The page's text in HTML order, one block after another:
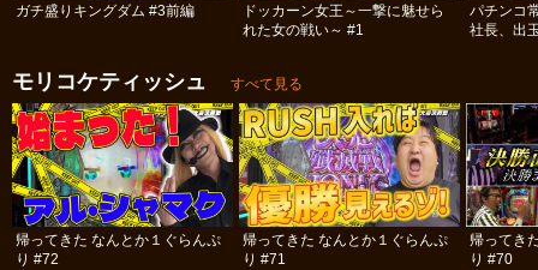
ガチ盛りキングダム #3前編
ドッカーン女王～一撃に魅せら
れた女の戦い～ #1
パチンコ
社長、出
モリコケティッシュ すべて見る
帰ってきた なんとか１ぐらんぷ
り #72
帰ってきた なんとか１ぐらんぷ
り #71
帰ってき
り #70